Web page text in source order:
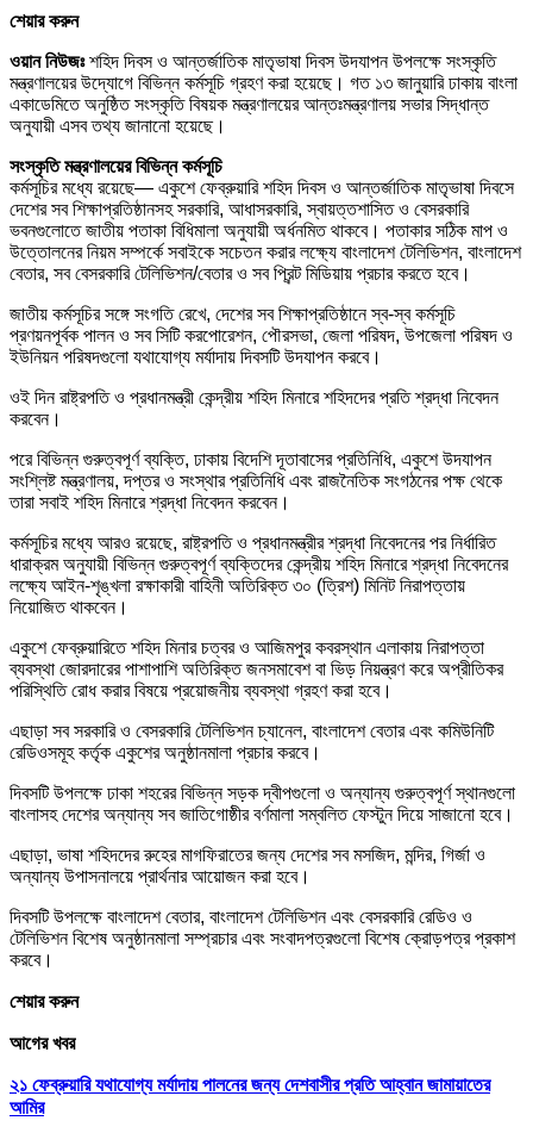
শেয়ার করুন
ওয়ান নিউজঃশহিদ দিবস ও আন্তর্জাতিক মাতৃভাষা দিবস উদযাপন উপলক্ষে সংস্কৃতি
মন্ত্রণালয়ের উদ্যোগে বিভিন্ন কর্মসূচি গ্রহণ করা হয়েছে। গত ১৩ জানুয়ারি ঢাকায় বাংলা
একাডেমিতে অনুষ্ঠিত সংস্কৃতি বিষয়ক মন্ত্রণালয়ের আন্তঃমন্ত্রণালয় সভার সিদ্ধান্ত
অনুযায়ী এসব তথ্য জানানো হয়েছে।
সংস্কৃতি মন্ত্রণালয়ের বিভিন্ন কর্মসূচি
কর্মসূচির মধ্যে রয়েছে— একুশে ফেব্রুয়ারি শহিদ দিবস ও আন্তর্জাতিক মাতৃভাষা দিবসে
দেশের সব শিক্ষাপ্রতিষ্ঠানসহ সরকারি, আধাসরকারি, স্বায়ত্তশাসিত ও বেসরকারি
ভবনগুলোতে জাতীয় পতাকা বিধিমালা অনুযায়ী অর্ধনমিত থাকবে। পতাকার সঠিক মাপ ও
উত্তোলনের নিয়ম সম্পর্কে সবাইকে সচেতন করার লক্ষ্যে বাংলাদেশ টেলিভিশন, বাংলাদেশ
বেতার, সব বেসরকারি টেলিভিশন/বেতার ও সব প্রিন্ট মিডিয়ায় প্রচার করতে হবে।
জাতীয় কর্মসূচির সঙ্গে সংগতি রেখে, দেশের সব শিক্ষাপ্রতিষ্ঠানে স্ব-স্ব কর্মসূচি
প্রণয়নপূর্বক পালন ও সব সিটি করপোরেশন, পৌরসভা, জেলা পরিষদ, উপজেলা পরিষদ ও
ইউনিয়ন পরিষদগুলো যথাযোগ্য মর্যাদায় দিবসটি উদযাপন করবে।
ওই দিন রাষ্ট্রপতি ও প্রধানমন্ত্রী কেন্দ্রীয় শহিদ মিনারে শহিদদের প্রতি শ্রদ্ধা নিবেদন
করবেন।
পরে বিভিন্ন গুরুত্বপূর্ণ ব্যক্তি, ঢাকায় বিদেশি দূতাবাসের প্রতিনিধি, একুশে উদযাপন
সংশ্লিষ্ট মন্ত্রণালয়, দপ্তর ও সংস্থার প্রতিনিধি এবং রাজনৈতিক সংগঠনের পক্ষ থেকে
তারা সবাই শহিদ মিনারে শ্রদ্ধা নিবেদন করবেন।
কর্মসূচির মধ্যে আরও রয়েছে, রাষ্ট্রপতি ও প্রধানমন্ত্রীর শ্রদ্ধা নিবেদনের পর নির্ধারিত
ধারাক্রম অনুযায়ী বিভিন্ন গুরুত্বপূর্ণ ব্যক্তিদের কেন্দ্রীয় শহিদ মিনারে শ্রদ্ধা নিবেদনের
লক্ষ্যে আইন-শৃঙ্খলা রক্ষাকারী বাহিনী অতিরিক্ত ৩০ (ত্রিশ) মিনিট নিরাপত্তায়
নিয়োজিত থাকবেন।
একুশে ফেব্রুয়ারিতে শহিদ মিনার চত্বর ও আজিমপুর কবরস্থান এলাকায় নিরাপত্তা
ব্যবস্থা জোরদারের পাশাপাশি অতিরিক্ত জনসমাবেশ বা ভিড় নিয়ন্ত্রণ করে অপ্রীতিকর
পরিস্থিতি রোধ করার বিষয়ে প্রয়োজনীয় ব্যবস্থা গ্রহণ করা হবে।
এছাড়া সব সরকারি ও বেসরকারি টেলিভিশন চ্যানেল, বাংলাদেশ বেতার এবং কমিউনিটি
রেডিওসমূহ কর্তৃক একুশের অনুষ্ঠানমালা প্রচার করবে।
দিবসটি উপলক্ষে ঢাকা শহরের বিভিন্ন সড়ক দ্বীপগুলো ও অন্যান্য গুরুত্বপূর্ণ স্থানগুলো
বাংলাসহ দেশের অন্যান্য সব জাতিগোষ্ঠীর বর্ণমালা সম্বলিত ফেস্টুন দিয়ে সাজানো হবে।
এছাড়া, ভাষা শহিদদের রুহের মাগফিরাতের জন্য দেশের সব মসজিদ, মন্দির, গির্জা ও
অন্যান্য উপাসনালয়ে প্রার্থনার আয়োজন করা হবে।
দিবসটি উপলক্ষে বাংলাদেশ বেতার, বাংলাদেশ টেলিভিশন এবং বেসরকারি রেডিও ও
টেলিভিশন বিশেষ অনুষ্ঠানমালা সম্প্রচার এবং সংবাদপত্রগুলো বিশেষ ক্রোড়পত্র প্রকাশ
করবে।
শেয়ার করুন
আগের খবর
২১ ফেব্রুয়ারি যথাযোগ্য মর্যাদায় পালনের জন্য দেশবাসীর প্রতি আহ্বান জামায়াতের
আমির